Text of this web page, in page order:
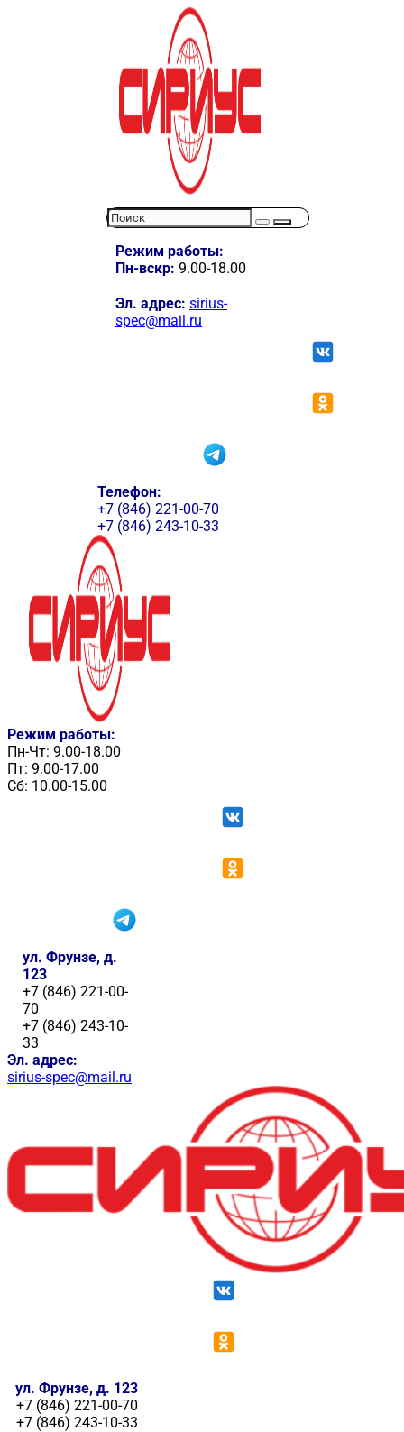
Режим работы:
Пн-вскр: 9.00-18.00
Эл. адрес: sirius-
spec@mail.ru
Телефон:
+7 (846) 221-00-70
+7 (846) 243-10-33
Режим работы:
Пн-Чт: 9.00-18.00
Пт: 9.00-17.00
Сб: 10.00-15.00
ул. Фрунзе, д.
123
+7 (846) 221-00-
70
+7 (846) 243-10-
33
Эл. адрес:
sirius-spec@mail.ru
ул. Фрунзе, д. 123
+7 (846) 221-00-70
+7 (846) 243-10-33